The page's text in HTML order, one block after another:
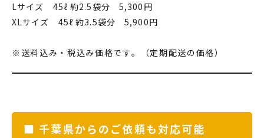
Lサイズ 45ℓ 約2.5袋分 5,300円
XLサイズ 45ℓ 約3.5袋分 5,900円
※送料込み・税込み価格です。（定期配送の価格）
■ 千葉県からのご依頼も対応可能